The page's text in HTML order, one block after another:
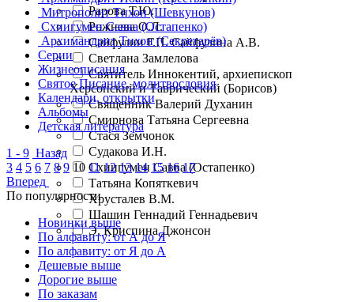
Рарова Т.Ю.
Рожнева О.Л.
Сайфулин Г.П. Сайфулина А.В.
Светлана Замлелова
Святитель Иннокентий, архиепископ
Херсонский и Таврический (Борисов)
Священник Валерий Духанин
Смирнова Татьяна Сергеевна
Стася Земчонок
Судакова И.Н.
Схиигумен Савва (Остапенко)
Татьяна Копяткевич
Хрусталев В.М.
Шашин Геннадий Геннадьевич
Э. Криспина Джонсон
Митрополит Тихон (Шевкунов)
Схиигумен Савва (Остапенко)
Архимандрит Тихон (Секретарёв)
Серии
Жизнеописания
Святое Писание, молитвословия
Календари, открытки
Альбомы
Детская литература
1 - 9 Назад
3 4 5 6 7 8 9 10 11 12 13 14 15 16 17
Вперед
По популярности
Новинки выше
По алфавиту: от А до Я
По алфавиту: от Я до А
Дешевые выше
Дорогие выше
По заказам